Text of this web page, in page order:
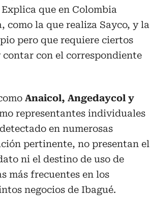
que en Colombia
como la que realiza Sayco, y la
pero que requiere ciertos
con el correspondiente
Anaicol, Angedaycol y
representantes individuales
en numerosas
pertinente, no presentan el
ni el destino de uso de
más frecuentes en los
negocios de Ibagué.